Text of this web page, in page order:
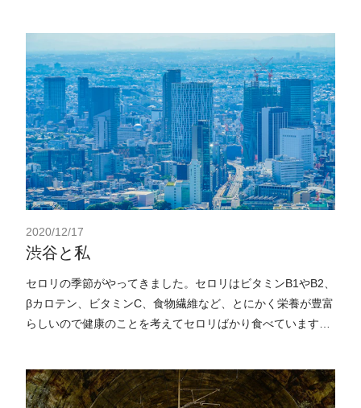
2020/12/17
渋谷と私
セロリの季節がやってきました。セロリはビタミンB1やB2、
βカロテン、ビタミンC、食物繊維など、とにかく栄養が豊富
らしいので健康のことを考えてセロリばかり食べています。